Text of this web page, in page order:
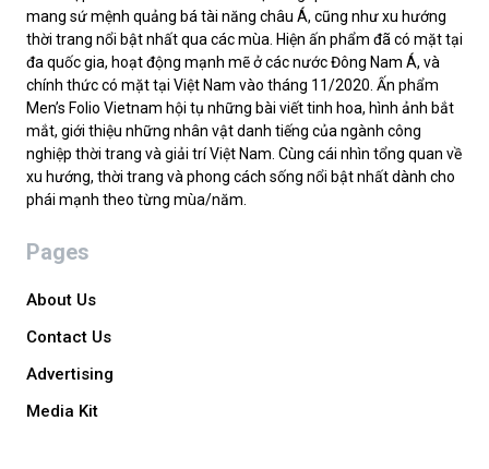
mang sứ mệnh quảng bá tài năng châu Á, cũng như xu hướng
thời trang nổi bật nhất qua các mùa. Hiện ấn phẩm đã có mặt tại
đa quốc gia, hoạt động mạnh mẽ ở các nước Đông Nam Á, và
chính thức có mặt tại Việt Nam vào tháng 11/2020. Ấn phẩm
Men’s Folio Vietnam hội tụ những bài viết tinh hoa, hình ảnh bắt
mắt, giới thiệu những nhân vật danh tiếng của ngành công
nghiệp thời trang và giải trí Việt Nam. Cùng cái nhìn tổng quan về
xu hướng, thời trang và phong cách sống nổi bật nhất dành cho
phái mạnh theo từng mùa/năm.
Pages
About Us
Contact Us
Advertising
Media Kit